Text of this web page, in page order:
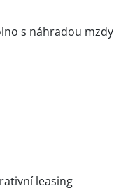
s náhradou mzdy
leasing